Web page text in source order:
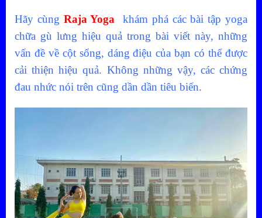
Hãy cùng Raja Yoga
khám phá các bài tập yoga
chữa gù lưng hiệu quả trong bài viết này, những
vấn đề về cột sống, dáng điệu của bạn có thể được
cải thiện hiệu quả. Không những vậy, các chứng
đau nhức nói trên cũng dần dần tiêu biến.